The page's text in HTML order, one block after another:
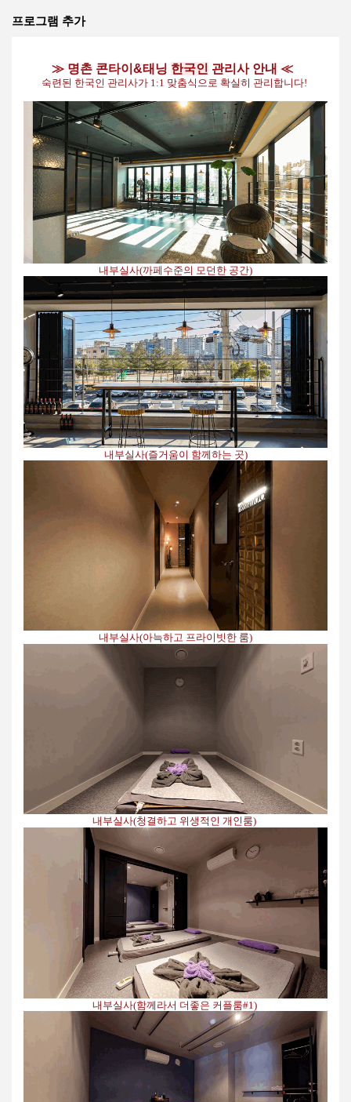
프로그램 추가
≫​ 명촌 콘타이&태닝 한국인 관리사 안내 ≪​​​
숙련된 한국인 관리사가 1:1 맞춤식으로 확실히 관리합니다!
내부실사(까페수준의 모던한 공간)
내부실사(즐거움이 함께하는 곳)
내부실사(아늑하고 프라이빗한 룸)
내부실사(청결하고 위생적인 개인룸)
내부실사(함께라서 더좋은 커플룸#1)